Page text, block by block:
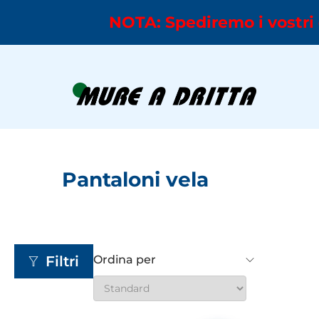
NOTA: Spediremo i
Pantaloni vela
Filtri Ordina per